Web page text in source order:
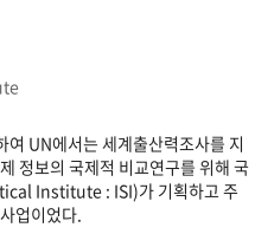
여 UN에서는 세계출산력조사를 지
정보의 국제적 비교연구를 위해 국
Institute : ISI)가 기획하고 주
업이었다.